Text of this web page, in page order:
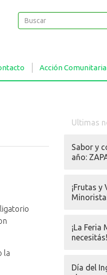
Buscar
Buscar
Acción Comunitaria
la
Ultimas
Sabor y
año:
¡Frutas y
¡La
necesitás!
Día del